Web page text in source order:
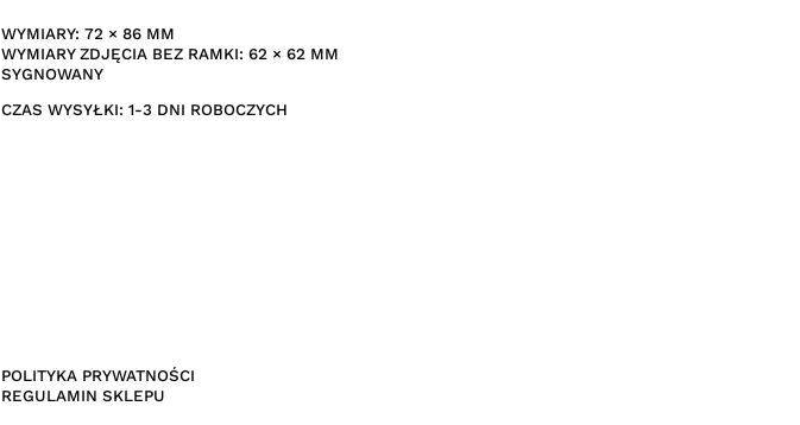
WYMIARY: 72 × 86 MM
WYMIARY ZDJĘCIA BEZ RAMKI: 62 × 62 MM
SYGNOWANY
CZAS WYSYŁKI: 1-3 DNI ROBOCZYCH
POLITYKA PRYWATNOŚCI
REGULAMIN SKLEPU